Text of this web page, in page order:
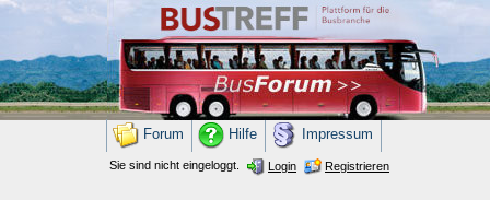
Forum Hilfe Impressum
Sie sind nicht eingeloggt. Login Registrieren